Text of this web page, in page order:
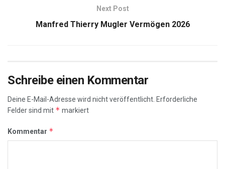
Next Post
Manfred Thierry Mugler Vermögen 2026
Schreibe einen Kommentar
Deine E-Mail-Adresse wird nicht veröffentlicht. Erforderliche
Felder sind mit * markiert
Kommentar *